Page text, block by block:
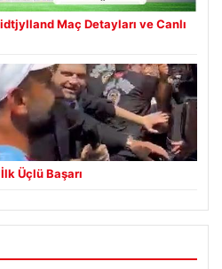
Maç Detayları ve Canlı
Üçlü Başarı